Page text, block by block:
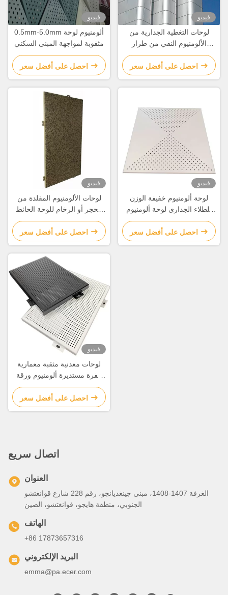
فيديو
0.5mm-5.0mm ألومنيوم لوحة
مثقوبة لمواجهة المبنى السكني
احصل على أفضل سعر
فيديو
لوحات التغطية الجدارية من
الألومنيوم النقي من طراز
A3003 المخصصة لتزيين
الواجهات
احصل على أفضل سعر
فيديو
لوحات الألومنيوم المقلدة من
الحجر أو الرخام للوحة الحائط
والزينة
احصل على أفضل سعر
فيديو
لوحة ألومنيوم خفيفة الوزن
للطلاء الجداري لوحة ألومنيوم
مركبة مثقوبة
احصل على أفضل سعر
فيديو
لوحات معدنية مثقبة معمارية
حفرة مستديرة ألومنيوم ورقة
مثقبة
احصل على أفضل سعر
اتصال سريع
العنوان
الغرفة 1407-1408، مبنى جينغديانجو، رقم 228 شارع قوانغتشو
الجنوبي، منطقة هايجو، قوانغتشو، الصين
الهاتف
+86 17873657316
البريد الإلكتروني
emma@pa.ecer.com